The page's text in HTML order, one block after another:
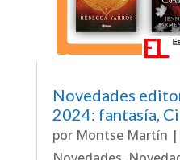
Novedades
2024: fantasía,
por Montse Martín |